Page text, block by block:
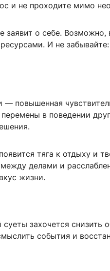
и не проходите мимо
заявит о себе. Возможно,
И не
— повышенная
в поведении
тяга к отдыху и
делами и
жизни.
суеты захочется снизить
события и